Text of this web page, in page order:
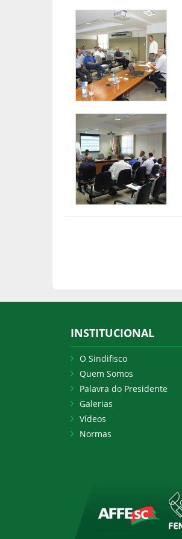
INSTITUCIONAL
O Sindifisco
Quem Somos
Palavra do Presidente
Galerias
Vídeos
Normas